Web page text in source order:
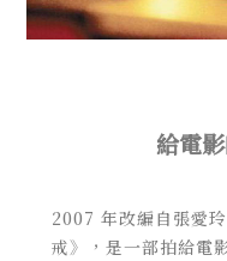
給電
2007 年改編自張愛
戒》，是一部拍給電